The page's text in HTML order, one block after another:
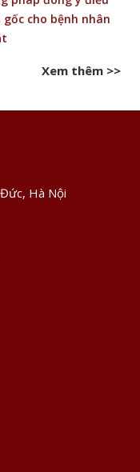
cho bệnh nhân
Xem thêm >>
Hà Nội